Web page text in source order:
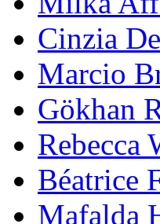
Cinzia
Marcio
Gökhan
Rebecca
Béatrice
Mafalda